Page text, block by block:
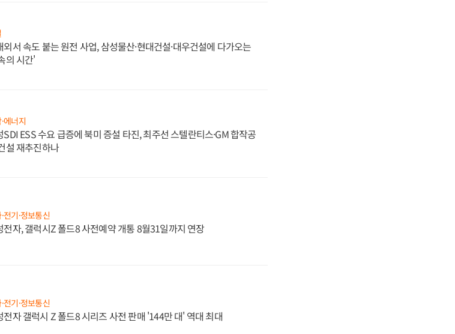
외서 속도 붙는 원전 사업, 삼성물산·현대건설·대우건설에 다가오는
의 시간'
에너지
SDI ESS 수요 급증에 북미 증설 타진, 최주선 스텔란티스·GM 합작공
설 재추진하나
전기·정보통신
전자, 갤럭시Z 폴드8 사전예약 개통 8월31일까지 연장
전기·정보통신
전자 갤럭시 Z 폴드8 시리즈 사전 판매 '144만 대' 역대 최대